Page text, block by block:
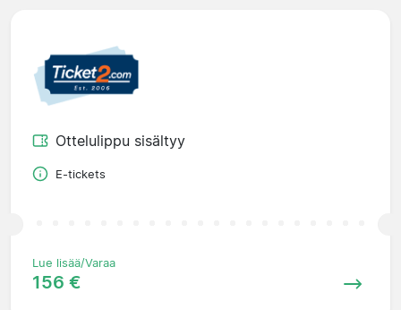
Ottelulippu sisältyy
E-tickets
Lue lisää/Varaa
156 €